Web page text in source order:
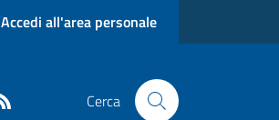
Accedi all'area personale
Cerca